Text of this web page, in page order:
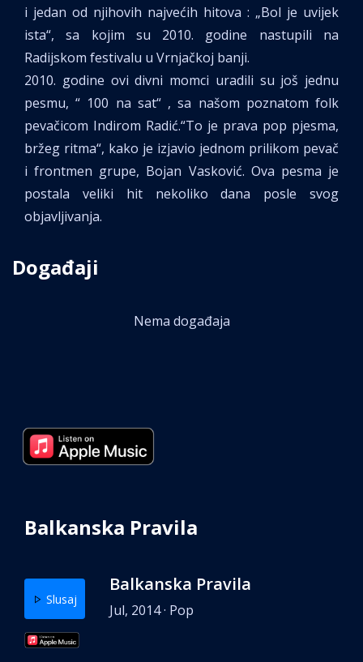
i jedan od njihovih najvećih hitova : „Bol je uvijek
ista“, sa kojim su 2010. godine nastupili na
Radijskom festivalu u Vrnjačkoj banji.
2010. godine ovi divni momci uradili su još jednu
pesmu, “ 100 na sat“ , sa našom poznatom folk
pevačicom Indirom Radić.“To je prava pop pjesma,
bržeg ritma“, kako je izjavio jednom prilikom pevač
i frontmen grupe, Bojan Vasković. Ova pesma je
postala veliki hit nekoliko dana posle svog
objavljivanja.
Događaji
Nema događaja
Balkanska Pravila
Slusaj
Balkanska Pravila
Jul, 2014 · Pop